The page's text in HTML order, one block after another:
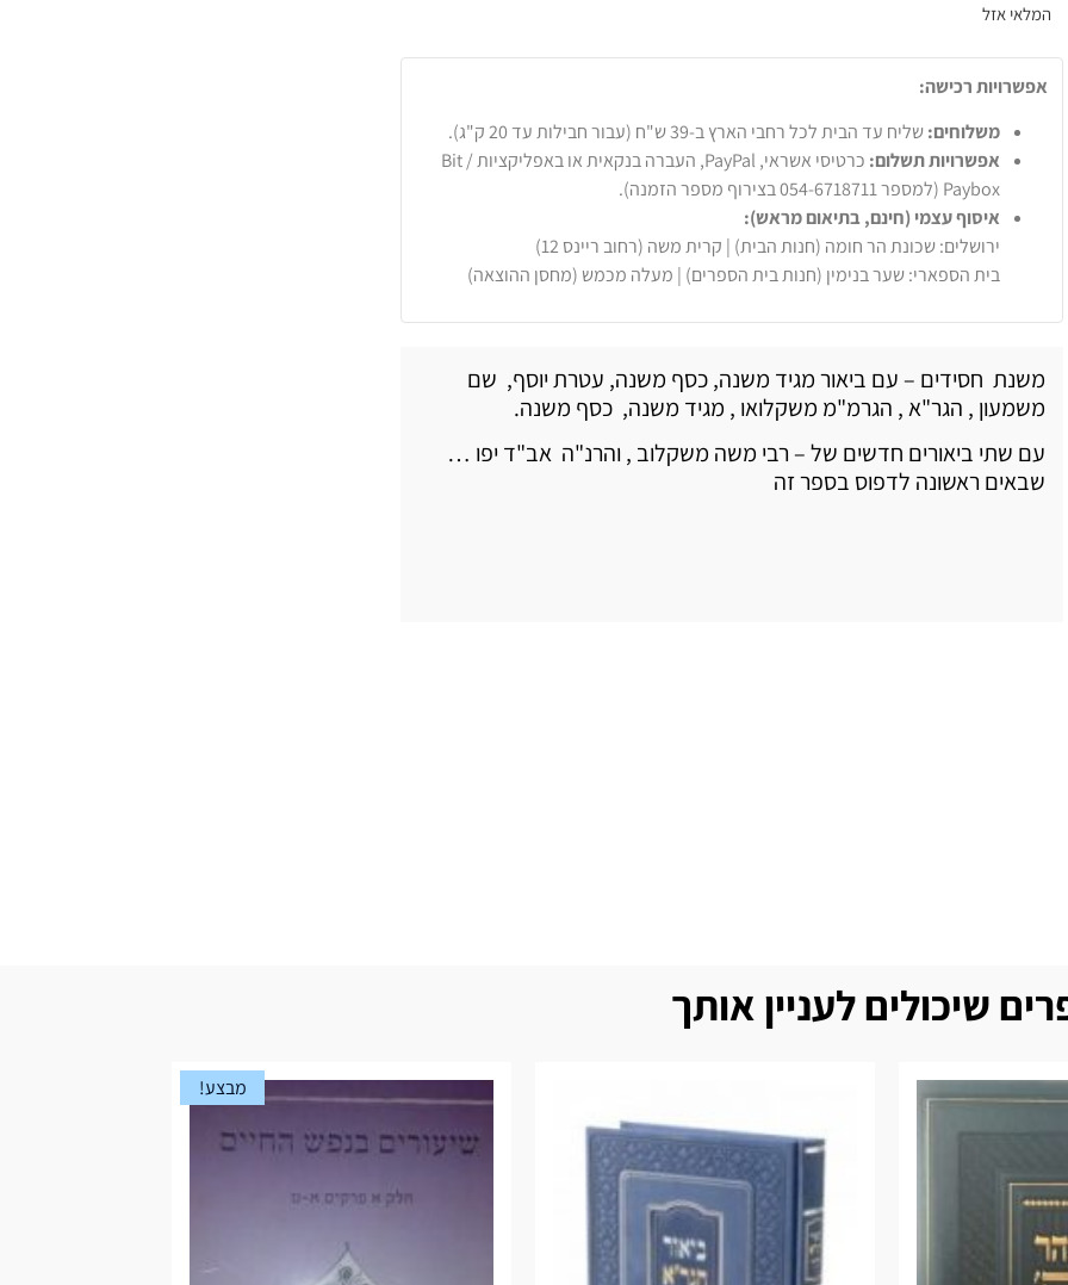
המלאי אזל
אפשרויות רכישה:
משלוחים:שליח עד הבית לכל רחבי הארץ ב-39 ש"ח (עבור חבילות עד 20 ק"ג).
אפשרויות תשלום:
כרטיסי אשראי, PayPal, העברה בנקאית או באפליקציות Bit /
Paybox (למספר 054-6718711 בצירוף מספר הזמנה).
איסוף עצמי (חינם, בתיאום מראש):
ירושלים: שכונת הר חומה (חנות הבית) | קרית משה (רחוב ריינס 12)
בית הספארי: שער בנימין (חנות בית הספרים) | מעלה מכמש (מחסן ההוצאה)
משנת חסידים – עם ביאור מגיד משנה, כסף משנה, עטרת יוסף, שם
משמעון , הגר"א , הגרמ"מ משקלואו , מגיד משנה, כסף משנה.
עם שתי ביאורים חדשים של – רבי משה משקלוב , והרנ"ה אב"ד יפו …
שבאים ראשונה לדפוס בספר זה
שיכולים לעניין אותך
מבצע!